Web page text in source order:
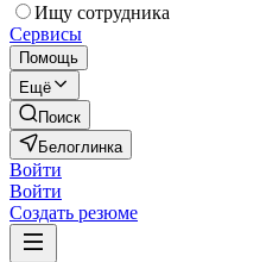
Ищу сотрудника
Сервисы
Помощь
Ещё
Поиск
Белоглинка
Войти
Войти
Создать резюме